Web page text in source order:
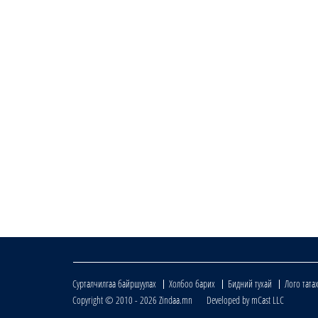
Сурталчилгаа байршуулах Холбоо барих Бидний тухай
Лого татах
Copyright © 2010 - 2026 Zindaa.mn Developed by mCast LLC